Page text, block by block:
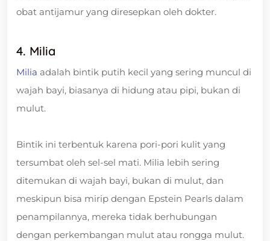
obat antijamur yang diresepkan oleh dokter.
4. Milia
Milia adalah bintik putih kecil yang sering muncul di
wajah bayi, biasanya di hidung atau pipi, bukan di
mulut.
Bintik ini terbentuk karena pori-pori kulit yang
tersumbat oleh sel-sel mati. Milia lebih sering
ditemukan di wajah bayi, bukan di mulut, dan
meskipun bisa mirip dengan Epstein Pearls dalam
penampilannya, mereka tidak berhubungan
dengan perkembangan mulut atau rongga mulut.